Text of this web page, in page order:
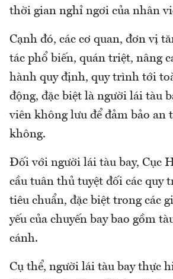
thời gian nghỉ ngơi của nhân
Cạnh đó, các cơ quan, đơn vị
tác phổ biến, quán triệt, nâng
hành quy định, quy trình tới
động, đặc biệt là người lái tàu
viên không lưu để đảm bảo an
không.
Đối với người lái tàu bay, Cục
cầu tuân thủ tuyệt đối các quy
tiêu chuẩn, đặc biệt trong các
yếu của chuyến bay bao gồm
cánh.
Cụ thể, người lái tàu bay thực